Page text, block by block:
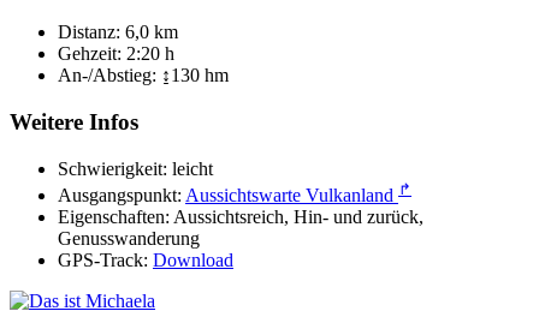
Distanz: 6,0 km
Gehzeit: 2:20 h
An-/Abstieg: ↨130 hm
Weitere Infos
Schwierigkeit: leicht
Ausgangspunkt: Aussichtswarte Vulkanland ↱
Eigenschaften: Aussichtsreich, Hin- und zurück,
Genusswanderung
GPS-Track: Download